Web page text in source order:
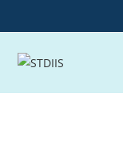
to
content